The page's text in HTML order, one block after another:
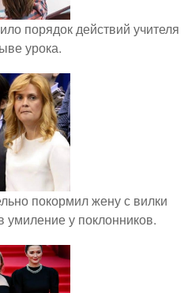
порядок действий учителя
урока.
покормил жену с вилки
у поклонников.